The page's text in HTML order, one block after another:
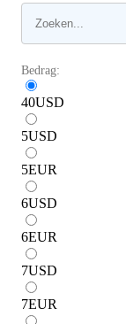
Bedrag:
40USD
5USD
5EUR
6USD
6EUR
7USD
7EUR